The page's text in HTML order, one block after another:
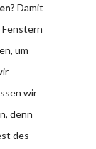
? Damit
Fenstern
um
wir
denn
des